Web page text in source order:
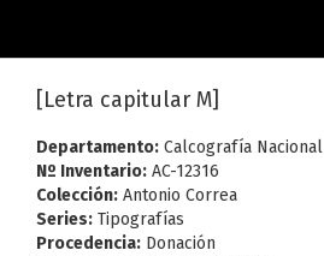
[Letra capitular M]
Departamento: Calcografía Nacional
Nº Inventario: AC-12316
Colección: Antonio Correa
Series: Tipografías
Procedencia: Donación